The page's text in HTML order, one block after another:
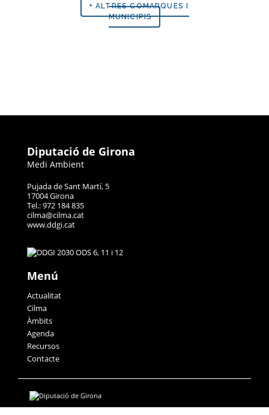
+ ALTRES COMARQUES I
MUNICIPIS
Diputació de Girona
Medi Ambient
Pujada de Sant Martí, 5
17004 Girona
Tel.: 972 184 835
cilma@cilma.cat
www.ddgi.cat
Menú
Actualitat
Cilma
Àmbits
Agenda
Recursos
Contacte